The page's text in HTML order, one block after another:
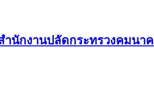
ำนักงานปลัดกระทรวงคมนา